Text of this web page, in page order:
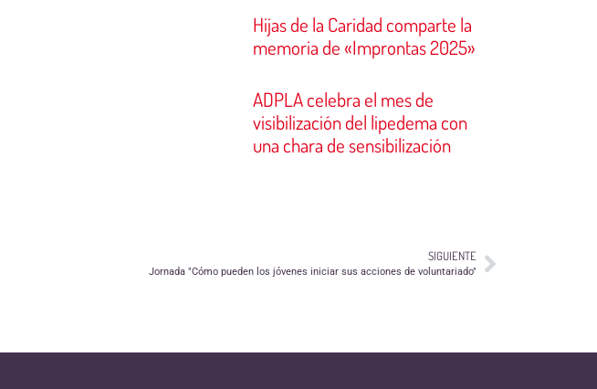
Hijas de la Caridad comparte la
memoria de «Improntas 2025»
ADPLA celebra el mes de
visibilización del lipedema con
una chara de sensibilización
SIGUIENTE
Jornada "Cómo pueden los jóvenes iniciar sus acciones de voluntariado"